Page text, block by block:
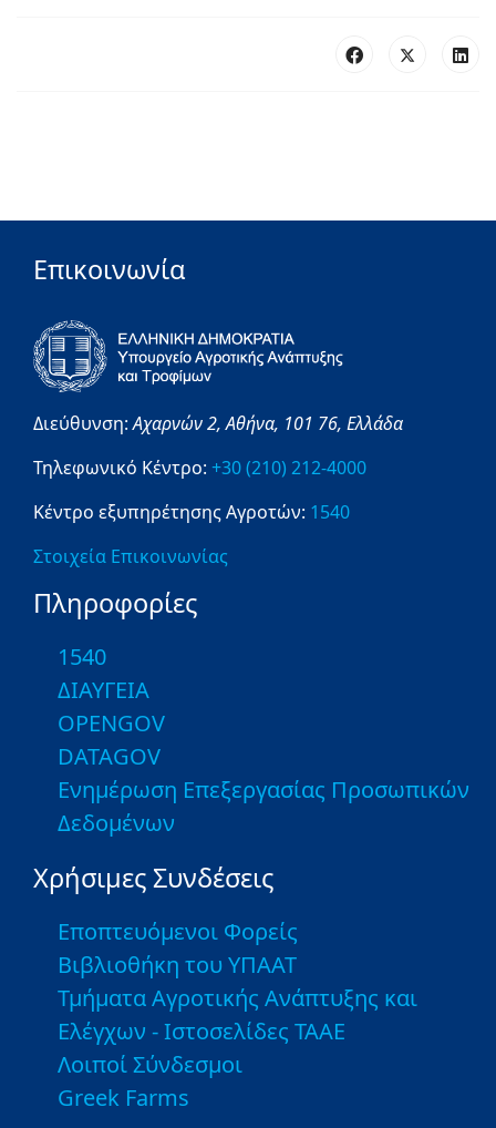
Επικοινωνία
Διεύθυνση:Αχαρνών 2,Αθήνα, 101 76, Ελλάδα
Τηλεφωνικό Κέντρο: +30 (210) 212-4000
Κέντρο εξυπηρέτησης Αγροτών: 1540
Στοιχεία Επικοινωνίας
Πληροφορίες
1540
ΔΙΑΥΓΕΙΑ
OPENGOV
DATAGOV
Ενημέρωση Επεξεργασίας Προσωπικών
Δεδομένων
Χρήσιμες Συνδέσεις
Εποπτευόμενοι Φορείς
Βιβλιοθήκη του ΥΠΑΑΤ
Τμήματα Αγροτικής Ανάπτυξης και
Ελέγχων - Ιστοσελίδες ΤΑΑΕ
Λοιποί Σύνδεσμοι
Greek Farms